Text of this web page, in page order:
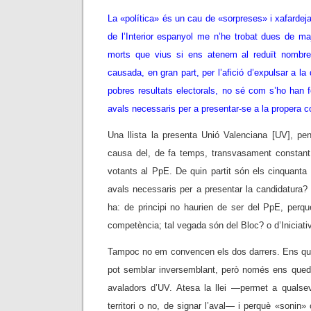
La «política» és un cau de «sorpreses» i
de l’Interior espanyol me n’he trobat dues de
morts que vius si ens atenem al reduït
causada, en gran part, per l’afició d’expulsar a
pobres resultats electorals, no sé com s’ho han
avals necessaris per a presentar-se a la propera
Una llista la presenta Unió Valenciana [UV],
causa del, de fa temps, transvasament
votants al PpE. De quin partit són els
avals necessaris per a presentar la
ha: de principi no haurien de ser del PpE,
competència; tal vegada són del Bloc? o
Tampoc no em convencen els dos darrers. Ens
pot semblar inversemblant, però només ens
avaladors d’UV. Atesa la llei —permet a
territori o no, de signar l’aval— i perquè